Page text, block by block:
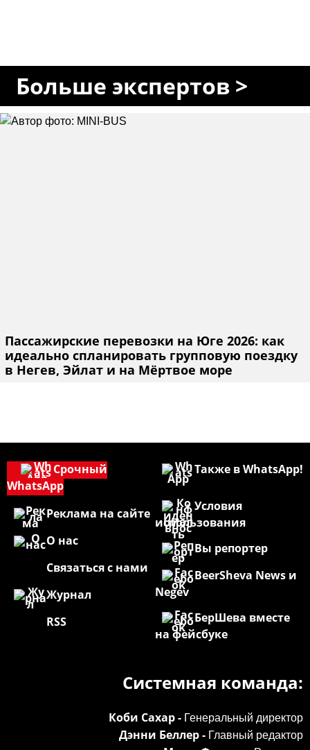
Больше экспертов >
Пассажирские перевозки на Юге 2026: как
идеально спланировать групповую поездку
в Негев, Эйлат и на Мёртвое море
Также в WhatsApp!
Условия
использования
Вы репортер
BeerSheva News и
Negev
БерШева вместе
на фейсбуке
Срочный
WhatsApp
Реклама на сайте
О нас
Связаться с нами
Журнал
RSS
Системная команда:
Коби Сахар - Генеральный директор
Дэнни Беллер - Главный редактор